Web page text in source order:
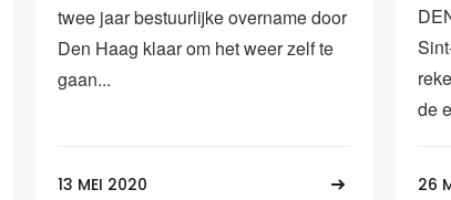
twee jaar bestuurlijke overname door
Den Haag klaar om het weer zelf te
gaan...
13 MEI 2020
de
26